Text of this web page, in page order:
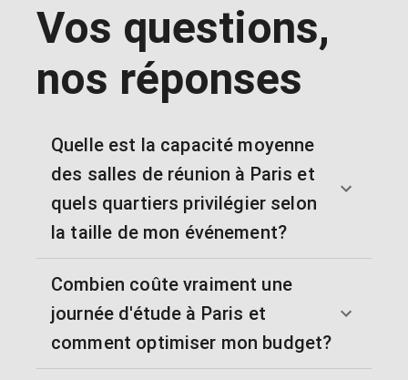
Vos questions,
nos réponses
Quelle est la capacité moyenne
des salles de réunion à Paris et
quels quartiers privilégier selon
la taille de mon événement?
Combien coûte vraiment une
journée d'étude à Paris et
comment optimiser mon budget?